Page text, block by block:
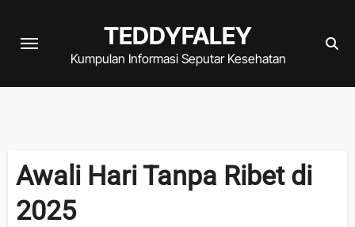
TEDDYFALEY
Kumpulan Informasi Seputar Kesehatan
Awali Hari Tanpa Ribet di
2025